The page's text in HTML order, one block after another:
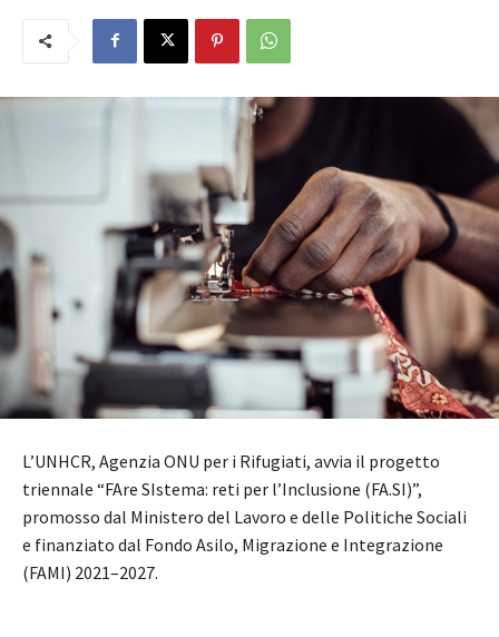
L’UNHCR, Agenzia ONU per i Rifugiati, avvia il progetto
triennale “FAre SIstema: reti per l’Inclusione (FA.SI)”,
promosso dal Ministero del Lavoro e delle Politiche Sociali
e finanziato dal Fondo Asilo, Migrazione e Integrazione
(FAMI) 2021–2027.